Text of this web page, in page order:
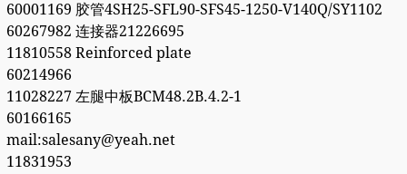
60001169 胶管4SH25-SFL90-SFS45-1250-V140Q/SY1102
60267982 连接器21226695
11810558 Reinforced plate
60214966
11028227 左腿中板BCM48.2B.4.2-1
60166165
mail:salesany@yeah.net
11831953